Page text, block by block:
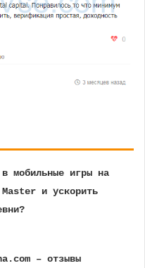
мобильные игры на
и ускорить
– отзывы